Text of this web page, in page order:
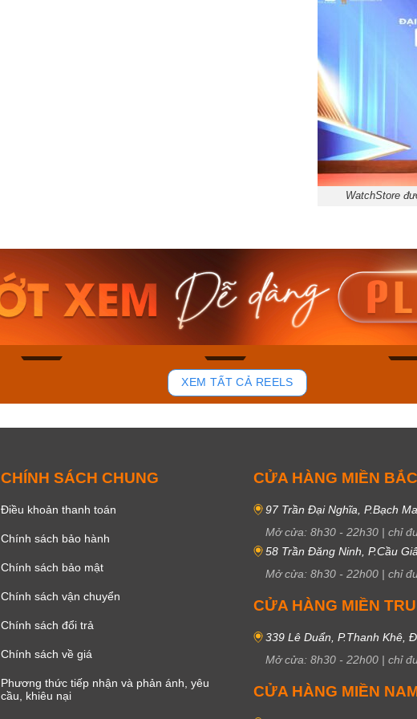
WatchStore
Casio Nam MTS-
115D-1AVDF
2.823.000₫
2.399.550₫
Mua ngay
45
Casio Nam MTS-
RS100L-1AVDF
4.276.000₫
3.634.600₫
Casio
230EL-
Mua
XEM TẤT CẢ REELS
CHÍNH SÁCH CHUNG
Điều khoản thanh toán
Chính sách bảo hành
Chính sách bảo mật
Chính sách vận chuyển
Chính sách đổi trả
Chính sách về giá
Phương thức tiếp nhận và phản ánh, yêu
cầu, khiêu nại
CỬA HÀNG MIỀN BẮC
97 Trần Đại Nghĩa, P.Bạch
Mở cửa: 8h30 - 22h30 | chỉ
58 Trần Đăng Ninh, P.Cầu
Mở cửa: 8h30 - 22h00 | chỉ
CỬA HÀNG MIỀN
339 Lê Duẩn, P.Thanh Khê,
Mở cửa: 8h30 - 22h00 | chỉ
CỬA HÀNG MIỀN